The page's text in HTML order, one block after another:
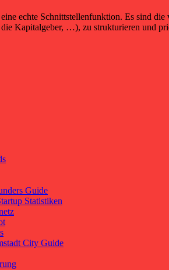
echte Schnittstellenfunktion. Es sind
Kapitalgeber, …), zu strukturieren und
Guide
Statistiken
City Guide